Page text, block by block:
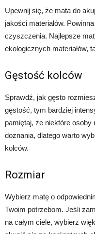
Upewnij się, że mata do
jakości materiałów.
czyszczenia. Najlepsze
ekologicznych materiałów,
Gęstość kolców
Sprawdź, jak gęsto
gęstość, tym bardziej
pamiętaj, że niektóre
doznania, dlatego warto
kolców.
Rozmiar
Wybierz matę o
Twoim potrzebom. Jeśli
na całym ciele, wybierz